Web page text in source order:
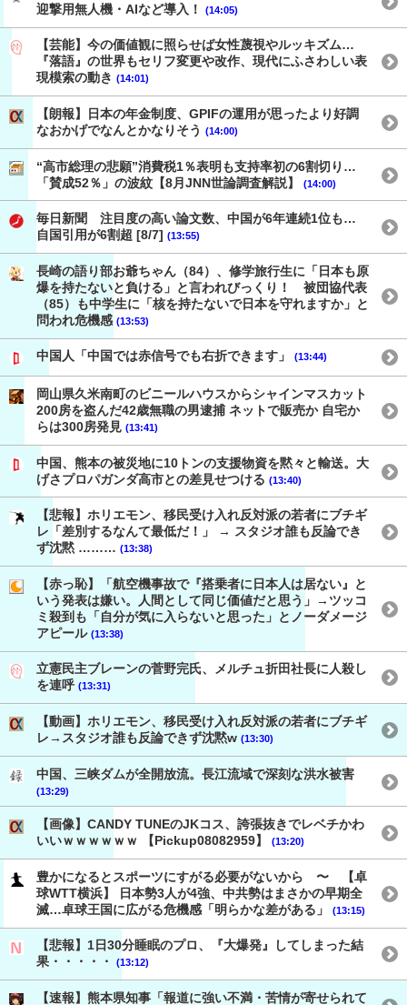
迎撃用無人機・AIなど導入！
(14:05)
【芸能】今の価値観に照らせば女性蔑視やルッキズム…
『落語』の世界もセリフ変更や改作、現代にふさわしい表
現模索の動き (14:01)
【朗報】日本の年金制度、GPIFの運用が思ったより好調
なおかげでなんとかなりそう (14:00)
“高市総理の悲願”消費税1％表明も支持率初の6割切り…
「賛成52％」の波紋【8月JNN世論調査解説】
(14:00)
毎日新聞 注目度の高い論文数、中国が6年連続1位も…
自国引用が6割超 [8/7] (13:55)
長崎の語り部お爺ちゃん（84）、修学旅行生に「日本も原
爆を持たないと負ける」と言われびっくり！ 被団協代表
（85）も中学生に「核を持たないで日本を守れますか」と
問われ危機感 (13:53)
中国人「中国では赤信号でも右折できます」 (13:44)
岡山県久米南町のビニールハウスからシャインマスカット
200房を盗んだ42歳無職の男逮捕 ネットで販売か 自宅か
らは300房発見 (13:41)
中国、熊本の被災地に10トンの支援物資を黙々と輸送。大
げさプロパガンダ高市との差見せつける (13:40)
【悲報】ホリエモン、移民受け入れ反対派の若者にブチギ
レ「差別するなんて最低だ！」 → スタジオ誰も反論でき
ず沈黙 ……… (13:38)
【赤っ恥】「航空機事故で『搭乗者に日本人は居ない』と
いう発表は嫌い。人間として同じ価値だと思う」→ツッコ
ミ殺到も「自分が気に入らないと思った」とノーダメージ
アピール (13:38)
立憲民主ブレーンの菅野完氏、メルチュ折田社長に人殺し
を連呼 (13:31)
【動画】ホリエモン、移民受け入れ反対派の若者にブチギ
レ→スタジオ誰も反論できず沈黙w (13:30)
中国、三峡ダムが全開放流。長江流域で深刻な洪水被害
(13:29)
【画像】CANDY TUNEのJKコス、誇張抜きでレベチかわ
いいｗｗｗｗｗｗ 【Pickup08082959】
(13:20)
豊かになるとスポーツにすがる必要がないから 〜 【卓
球WTT横浜】 日本勢3人が4強、中共勢はまさかの早期全
滅…卓球王国に広がる危機感「明らかな差がある」
(13:15)
【悲報】1日30分睡眠のプロ、『大爆発』してしまった結
果・・・・・
(13:12)
【速報】熊本県知事「報道に強い不満・苦情が寄せられて